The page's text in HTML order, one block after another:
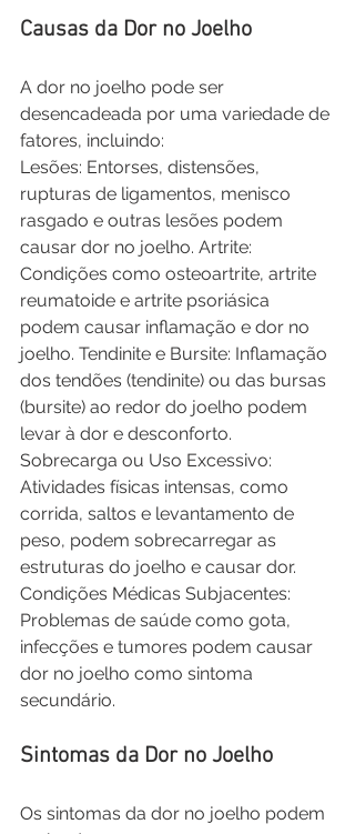
Causas da Dor no Joelho
A dor no joelho pode ser
desencadeada por uma variedade de
fatores, incluindo:
Lesões: Entorses, distensões,
rupturas de ligamentos, menisco
rasgado e outras lesões podem
causar dor no joelho. Artrite:
Condições como osteoartrite, artrite
reumatoide e artrite psoriásica
podem causar inflamação e dor no
joelho. Tendinite e Bursite: Inflamação
dos tendões (tendinite) ou das bursas
(bursite) ao redor do joelho podem
levar à dor e desconforto.
Sobrecarga ou Uso Excessivo:
Atividades físicas intensas, como
corrida, saltos e levantamento de
peso, podem sobrecarregar as
estruturas do joelho e causar dor.
Condições Médicas Subjacentes:
Problemas de saúde como gota,
infecções e tumores podem causar
dor no joelho como sintoma
secundário.
Sintomas da Dor no Joelho
Os sintomas da dor no joelho podem